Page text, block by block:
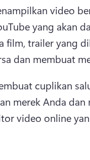
video
yang akan
film, trailer yang
dan membuat
cuplikan
merek Anda
video online